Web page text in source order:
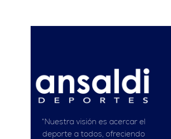
“Nuestra visión es acercar el
deporte a todos, ofreciendo